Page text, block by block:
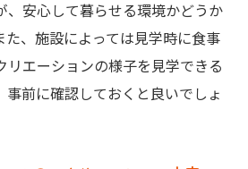
、安心して暮らせる環境かどうか
た、施設によっては見学時に食事
リエーションの様子を見学できる
事前に確認しておくと良いでしょ